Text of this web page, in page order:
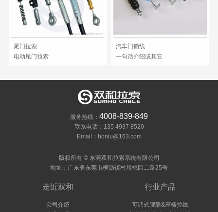
尾门拉索
电动尾门拉索
汽车门锁线
一句话介绍或其它
服务热线： 4008-839-849
联系电话：135 4937 8520
Email：honiu@163.com
版权所有 © 东莞双和拉索系统有限公司
地址：广东省东莞市横沥镇村尾桃园二路25号
走近双和
公司介绍
行业产品
可调式腰靠&座椅拉线